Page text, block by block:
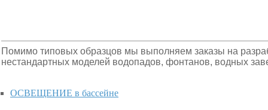
Помимо типовых образцов мы выполняем заказы на
нестандартных моделей водопадов, фонтанов, водных
ОСВЕЩЕНИЕ в бассейне